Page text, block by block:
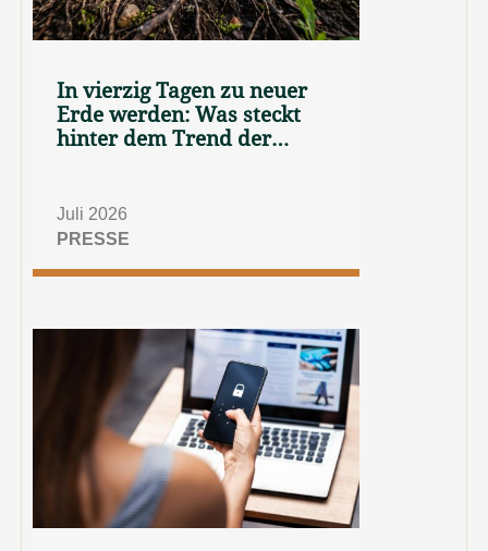
In vierzig Tagen zu neuer
Erde werden: Was steckt
hinter dem Trend der
Juli 2026
PRESSE